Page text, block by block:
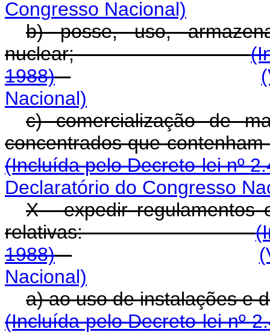
Congresso Nacional)
b) posse, uso,
nuclear;
1988)
Nacional)
c) comercialização de
concentrados que
(Incluída pelo Decreto-lei nº
Declaratório do Congresso
X - expedir regulamentos
relativas:
1988)
Nacional)
a) ao uso de
(Incluída pelo Decreto-lei nº